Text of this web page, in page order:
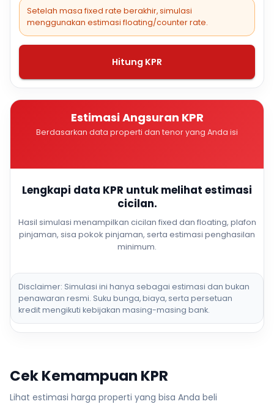
Setelah masa fixed rate berakhir, simulasi
menggunakan estimasi floating/counter rate.
Hitung KPR
Estimasi Angsuran KPR
Berdasarkan data properti dan tenor yang Anda isi
Lengkapi data KPR untuk melihat estimasi
cicilan.
Hasil simulasi menampilkan cicilan fixed dan floating, plafon
pinjaman, sisa pokok pinjaman, serta estimasi penghasilan
minimum.
Disclaimer: Simulasi ini hanya sebagai estimasi dan bukan
penawaran resmi. Suku bunga, biaya, serta persetuan
kredit mengikuti kebijakan masing-masing bank.
Cek Kemampuan KPR
Lihat estimasi harga properti yang bisa Anda beli